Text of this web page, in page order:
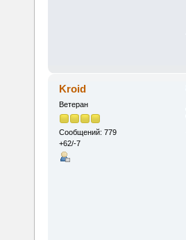
Kroid
Ветеран
Сообщений: 779
+62/-7